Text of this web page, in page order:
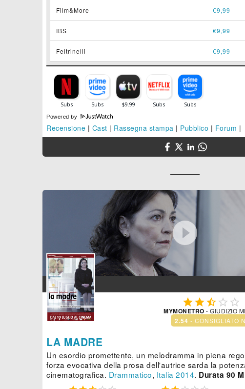
Film&More €9,99
IBS €9,99
Feltrinelli €9,99
Powered by
Recensione | Cast | Rassegna stampa | Pubblico | Forum |

  
MYMONETRO - GIUDIZIO
2.54 - CONSIGLIATO
LA MADRE
Un esordio promettente, un melodramma in piena
forza evocativa della prosa dell'autrice sarda la
cinematografica. Drammatico, Italia 2014. Durata 90